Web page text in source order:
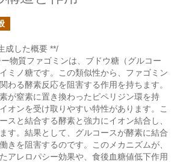
成した概要 **/
物質ファゴミンは、ブドウ糖（グルコー
ミノ糖です。この類似性から、ファゴミン
わる酵素反応を阻害する作用を持ちます。
が窒素に置き換わったピペリジン環を持
オンを受け取りやすい特性があります。こ
スと結合する酵素と強力にイオン結合し、
す。結果として、グルコースが酵素に結合
きを阻害するのです。このメカニズムが、
アレロパシー効果や、食後血糖値低下作用